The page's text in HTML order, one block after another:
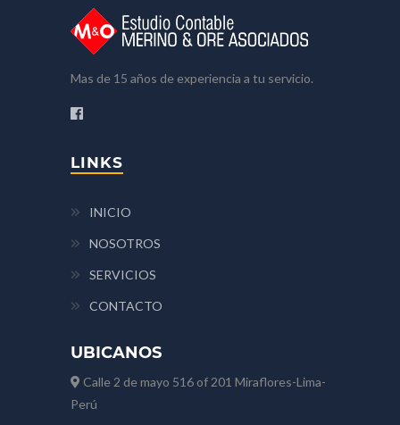
Mas de 15 años de experiencia a tu servicio.
LINKS
INICIO
NOSOTROS
SERVICIOS
CONTACTO
UBICANOS
Calle 2 de mayo 516 of 201 Miraflores-Lima-
Perú